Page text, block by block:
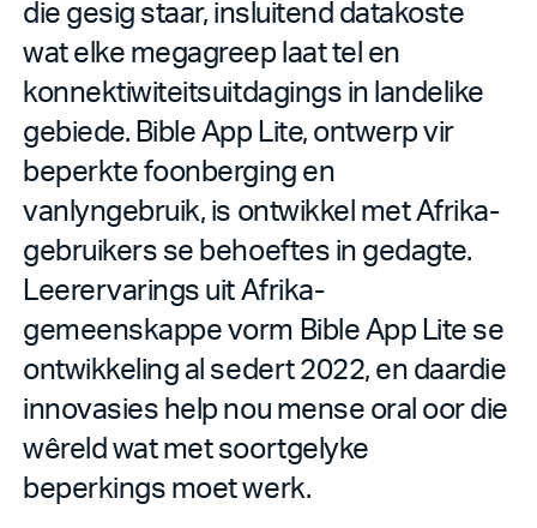
die gesig staar, insluitend datakoste
wat elke megagreep laat tel en
konnektiwiteitsuitdagings in landelike
gebiede. Bible App Lite, ontwerp vir
beperkte foonberging en
vanlyngebruik, is ontwikkel met Afrika-
gebruikers se behoeftes in gedagte.
Leerervarings uit Afrika-
gemeenskappe vorm Bible App Lite se
ontwikkeling al sedert 2022, en daardie
innovasies help nou mense oral oor die
wêreld wat met soortgelyke
beperkings moet werk.